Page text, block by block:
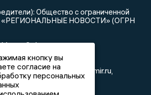
Общество с ограниченной
«РЕГИОНАЛЬНЫЕ НОВОСТИ» (ОГРН
Мазов С. А.
8 (4922) 666916
редакции:info@newsvladimir.ru
кнопку вы
согласие на
персональных